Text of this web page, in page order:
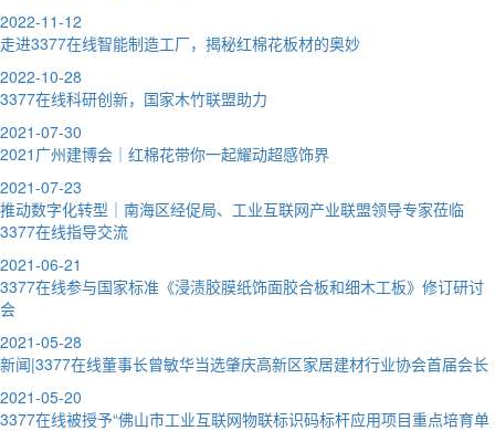
2022-11-12
走进3377在线智能制造工厂，揭秘红棉花板材的奥妙
2022-10-28
3377在线科研创新，国家木竹联盟助力
2021-07-30
2021广州建博会｜红棉花带你一起耀动超感饰界
2021-07-23
推动数字化转型｜南海区经促局、工业互联网产业联盟领导专家莅临
3377在线指导交流
2021-06-21
3377在线参与国家标准《浸渍胶膜纸饰面胶合板和细木工板》修订研讨
会
2021-05-28
新闻|3377在线董事长曾敏华当选肇庆高新区家居建材行业协会首届会长
2021-05-20
3377在线被授予“佛山市工业互联网物联标识码标杆应用项目重点培育单